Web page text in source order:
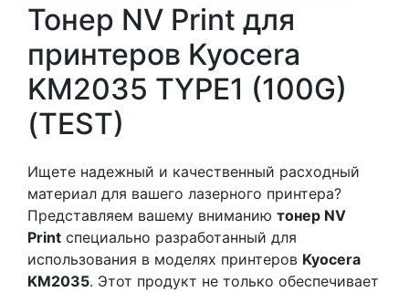
Тонер NV Print для
принтеров Kyocera
KM2035 TYPE1 (100G)
(TEST)
Ищете надежный и качественный расходный
материал для вашего лазерного принтера?
Представляем вашему вниманию тонер NV
Print специально разработанный для
использования в моделях принтеров Kyocera
KM2035. Этот продукт не только обеспечивает